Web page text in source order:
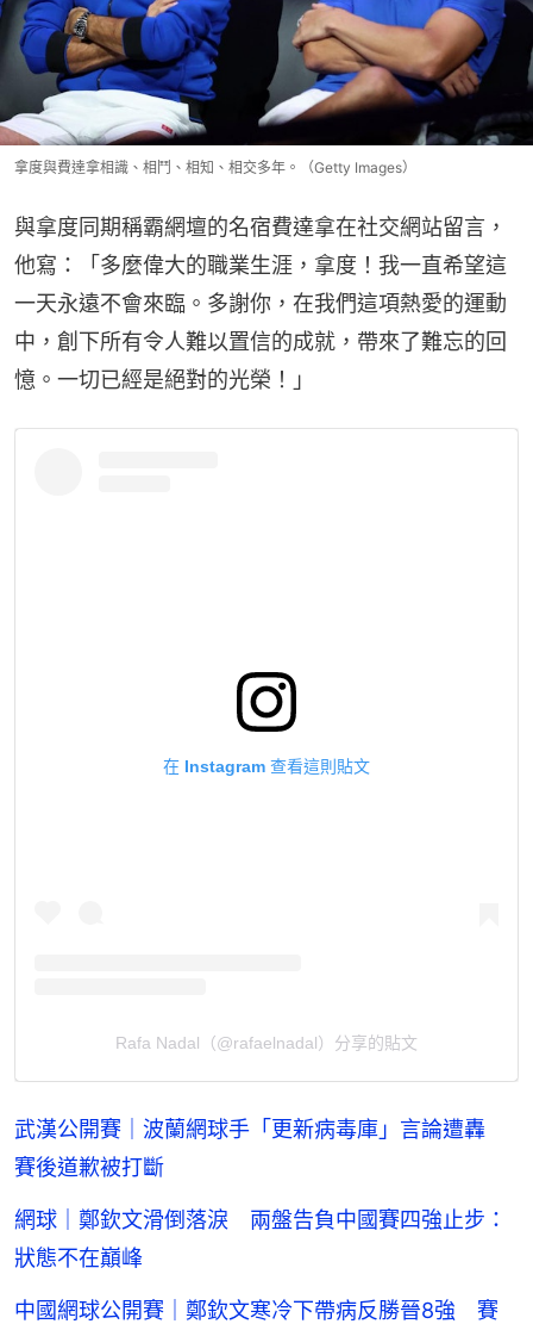
拿度與費達拿相識、相鬥、相知、相交多年。（Getty Images）
與拿度同期稱霸網壇的名宿費達拿在社交網站留言，
他寫：「多麼偉大的職業生涯，拿度！我一直希望這
一天永遠不會來臨。多謝你，在我們這項熱愛的運動
中，創下所有令人難以置信的成就，帶來了難忘的回
憶。一切已經是絕對的光榮！」
在 Instagram 查看這則貼文
Rafa Nadal（@rafaelnadal）分享的貼文
武漢公開賽｜波蘭網球手「更新病毒庫」言論遭轟
賽後道歉被打斷
網球｜鄭欽文滑倒落淚 兩盤告負中國賽四強止步：
狀態不在巔峰
中國網球公開賽｜鄭欽文寒冷下帶病反勝晉8強 賽